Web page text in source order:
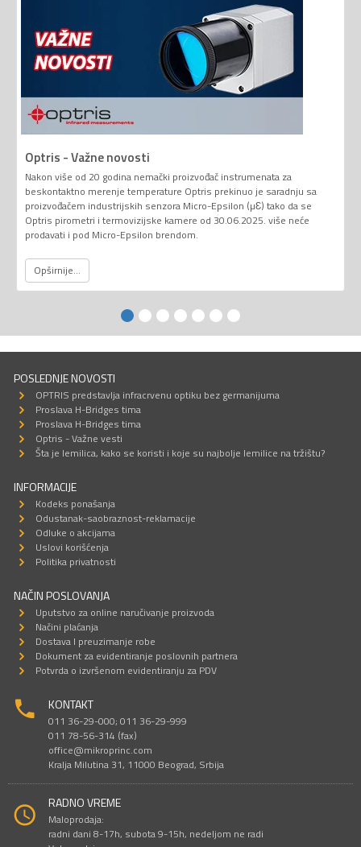
Optris - Važne novosti
Nakon više od 20 godina nemački proizvođač instrumenata za
beskontaktno merenje temperature Optris prekinuo je saradnju sa
proizvođačem industrijskih senzora Micro-Epsilon (µƐ) tako da se
Optris pirometri i termovizijske kamere od 30.06.2025. više neće
prodavati i pod Micro-Epsilon brendom.
Opširnije...
POSLEDNJE NOVOSTI
OPTRIS predstavlja infracrvenu optiku bez germanijuma
Proslava H-Bridges tima
Proslava H-Bridges tima
Optris - Važne vesti
Šta je lemilica, kako se koristi i koje su najbolje lemilice na tržištu?
INFORMACIJE
Kodeks ponašanja
Odustanak-saobraznost-reklamacije
Odluke o akcijama
Uslovi korišćenja
Politika privatnosti
NAČIN POSLOVANJA
Uputstvo za online naručivanje proizvoda
Načini plaćanja
Dostava I preuzimanje robe
Dokument za evidentiranje poslovnih partnera
Potvrda o izvršenom evidentiranju za PDV
KONTAKT
011 36-29-000; 011 36-29-999
011 78-56-314 (fax)
office@mikroprinc.com
Kralja Milutina 31, 11000 Beograd, Srbija
RADNO VREME
Maloprodaja:
radni dani 8-17h, subota 9-15h, nedeljom ne radi